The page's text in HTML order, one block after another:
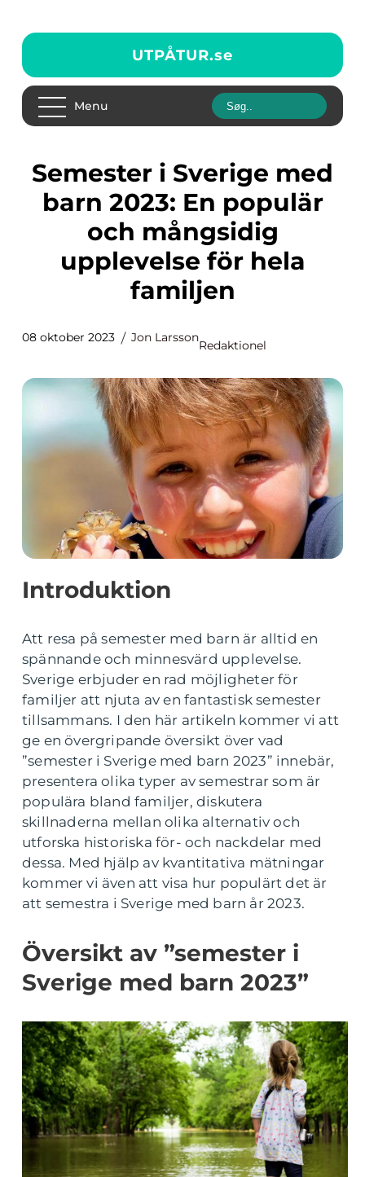
UTPÅTUR.se
Menu
Semester i Sverige med
barn 2023: En populär
och mångsidig
upplevelse för hela
familjen
08 oktober 2023 Jon Larsson
Redaktionel
Introduktion
Att resa på semester med barn är alltid en
spännande och minnesvärd upplevelse.
Sverige erbjuder en rad möjligheter för
familjer att njuta av en fantastisk semester
tillsammans. I den här artikeln kommer vi att
ge en övergripande översikt över vad
”semester i Sverige med barn 2023” innebär,
presentera olika typer av semestrar som är
populära bland familjer, diskutera
skillnaderna mellan olika alternativ och
utforska historiska för- och nackdelar med
dessa. Med hjälp av kvantitativa mätningar
kommer vi även att visa hur populärt det är
att semestra i Sverige med barn år 2023.
Översikt av ”semester i
Sverige med barn 2023”